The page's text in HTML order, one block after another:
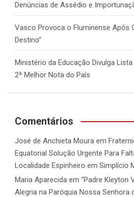
Denúncias de Assédio e
Vasco Provoca o Fluminense Após
Destino”
Ministério da Educação Divulga Lista
2ª Melhor Nota do País
Comentários
José de Anchieta Moura em
Equatorial Solução Urgente Para
Localidade Espinheiro em Simplício
Maria Aparecida em “Padre Kleyton
Alegria na Paróquia Nossa Senhora